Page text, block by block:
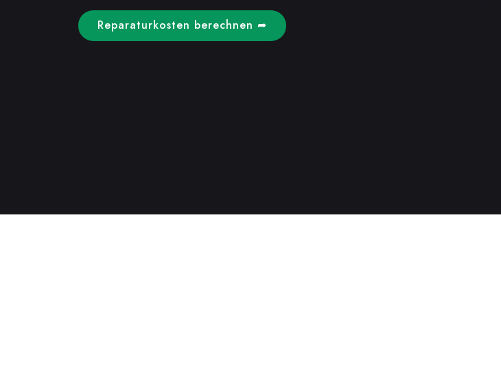
Reparaturkosten berechnen ➦